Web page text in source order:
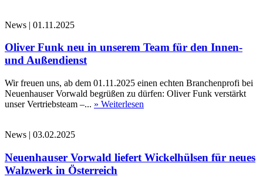
News | 01.11.2025
Oliver Funk neu in unserem Team für den Innen-
und Außendienst
Wir freuen uns, ab dem 01.11.2025 einen echten Branchenprofi bei
Neuenhauser Vorwald begrüßen zu dürfen: Oliver Funk verstärkt
unser Vertriebsteam –... » Weiterlesen
News | 03.02.2025
Neuenhauser Vorwald liefert Wickelhülsen für neues
Walzwerk in Österreich